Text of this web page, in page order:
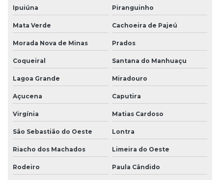
Ipuiúna Piranguinho
Mata Verde Cachoeira de Pajeú
Morada Nova de Minas Prados
Coqueiral Santana do Manhuaçu
Lagoa Grande Miradouro
Açucena Caputira
Virgínia Matias Cardoso
São Sebastião do Oeste Lontra
Riacho dos Machados Limeira do Oeste
Rodeiro Paula Cândido